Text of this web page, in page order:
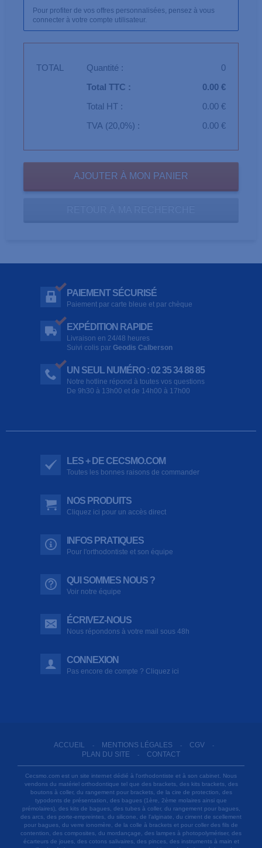
Pour profiter de vos offres personnalisées, pensez à vous
connecter à votre compte utilisateur.
TOTAL Quantité :
0
Total TTC :
0.00 €
Total HT :
0.00 €
TVA (20,0%) :
0.00 €
PAIEMENT SÉCURISÉ
Paiement par carte bleue et par chèque
EXPÉDITION RAPIDE
Livraison en 24/48 heures
Suivi colis par Geodis Calberson
UN SEUL NUMÉRO : 02 35 34 88 85
Notre hotline répond à toutes vos questions
De 9h30 à 13h00 et de 14h00 à 17h00
LES + DE CECSMO.COM
Toutes les bonnes raisons de commander
NOS PRODUITS
Cliquez ici pour un accès direct
INFOS PRATIQUES
Pour l'orthodontiste et son équipe
QUI SOMMES NOUS ?
Voir notre équipe
ÉCRIVEZ-NOUS
Nous répondons à votre mail sous 48h
CONNEXION
Pas encore de compte ? Cliquez ici
ACCUEIL - MENTIONS LÉGALES - CGV -
PLAN DU SITE - CONTACT
Cecsmo.com est un site internet dédié à l'orthodontiste et à son cabinet. Nous
vendons du matériel orthodontique tel que des brackets, des kits brackets, des
boutons à coller, du rangement pour brackets, de la cire de protection, des
typodonts de présentation, des bagues (1ère, 2ème molaires ainsi que
prémolaires), des kits de bagues, des tubes à coller, du rangement pour bagues,
des arcs, des porte-empreintes, du silicone, de l'alginate, du ciment de scellement
pour bagues, du verre ionomère, de la colle à brackets et pour coller des fils de
contention, des composites, du mordançage, des lampes à photopolymériser, des
écarteurs de joues, des cotons salivaires, des pinces, des instruments à main et